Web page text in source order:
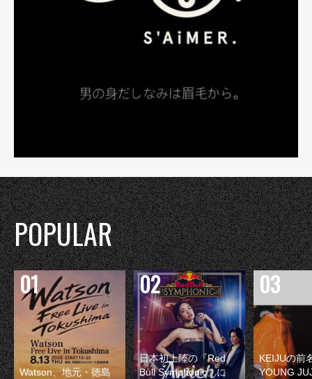
POPULAR
Watson、地元・徳島
日本初上陸の『Red
Bull Symphonic』に
KEIJUの前
YOUNG